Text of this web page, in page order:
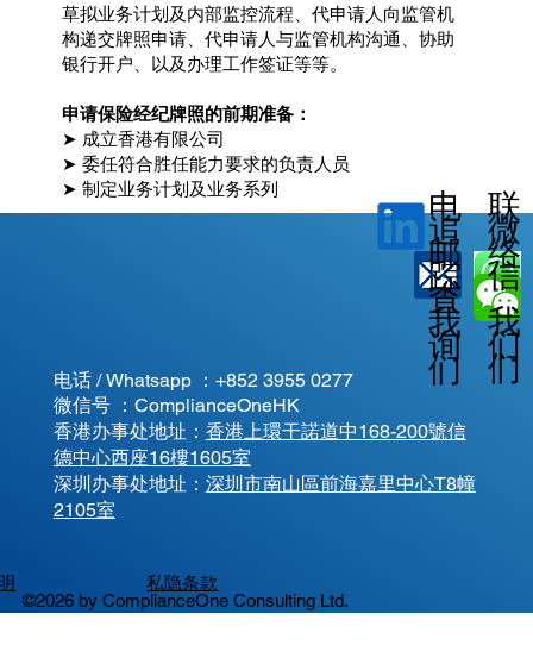
草拟业务计划及内部监控流程、代申请人向监管机
构递交牌照申请、代申请人与监管机构沟通、协助
银行开户、以及办理工作签证等等。
申请保险经纪牌照的前期准备：
➤ 成立香港有限公司
➤ 委任符合胜任能力要求的负责人员
➤ 制定业务计划及业务系列
©2026 by ComplianceOne Consulting Ltd.
电话 / Whatsapp ： +852 3955 0277
微信号 ：ComplianceOneHK
香港办事处地址： 香港上環干諾道中168-200號信
德中心西座16樓1605室
​深圳办事处地址： 深圳市南山區前海嘉里中心T8幢
2105室
私隐条款
电
邮
查
询
追
踪
我
们
联
络
我
们
微
信
我
们